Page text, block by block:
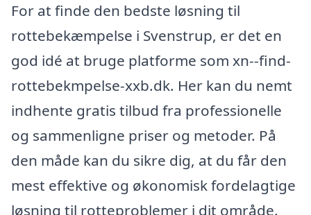
For at finde den bedste løsning til
rottebekæmpelse i Svenstrup, er det en
god idé at bruge platforme som xn--find-
rottebekmpelse-xxb.dk. Her kan du nemt
indhente gratis tilbud fra professionelle
og sammenligne priser og metoder. På
den måde kan du sikre dig, at du får den
mest effektive og økonomisk fordelagtige
løsning til rotteproblemer i dit område.